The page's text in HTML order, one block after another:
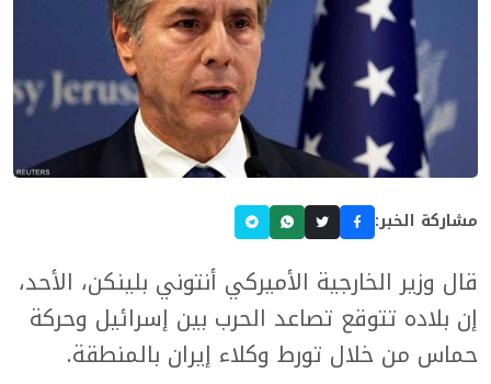
مشاركة الخبر:
قال وزير الخارجية الأميركي أنتوني بلينكن، الأحد،
إن بلاده تتوقع تصاعد الحرب بين إسرائيل وحركة
حماس من خلال تورط وكلاء إيران بالمنطقة.